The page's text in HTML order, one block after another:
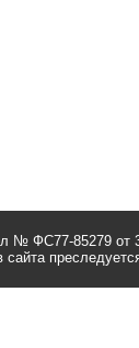
№ ФС77-85279 от